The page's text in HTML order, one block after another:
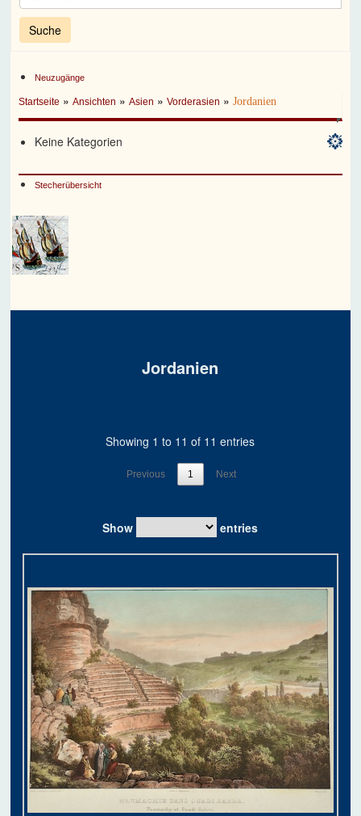
Neuzugänge
Startseite »Ansichten »Asien »Vorderasien »Jordanien
Keine Kategorien
Stecherübersicht
Jordanien
Show entries
Showing 1 to 11 of 11 entries
Previous 1 Next